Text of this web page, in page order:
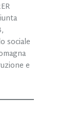
sociale
e